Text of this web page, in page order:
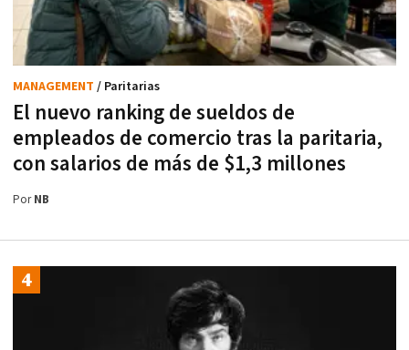
El nuevo ranking de sueldos de
empleados de comercio tras la paritaria,
con salarios de más de $1,3 millones
MANAGEMENT / Paritarias
PorNB